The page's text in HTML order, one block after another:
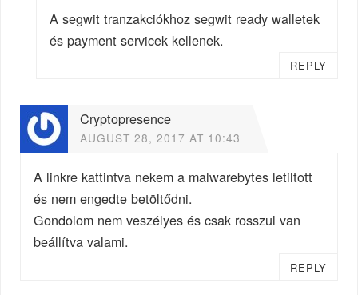
A segwit tranzakciókhoz segwit ready walletek
és payment servicek kellenek.
REPLY
Cryptopresence
AUGUST 28, 2017 AT 10:43
A linkre kattintva nekem a malwarebytes letiltott
és nem engedte betöltődni.
Gondolom nem veszélyes és csak rosszul van
beállítva valami.
REPLY